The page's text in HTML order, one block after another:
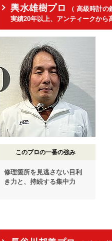
輿水雄樹プロ
（ 高級時計
実績20年以上、アンティークから
このプロの一番の強み
修理箇所を見逃さない目利
き力と、持続する集中力